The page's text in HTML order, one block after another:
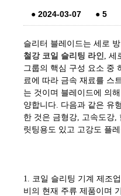
● 2024-03-07 ● 5
슬리터 블레이드는 세로
철강 코일 슬리팅 라인
,
그룹의 핵심 구성 요소 중
료에 따라 금속 재료를 스
는 것이며 블레이드에 의
양합니다. 다음과 같은 유
한 것은 금형강, 고속도강,
릿팅용도 있고 고강도 플
1. 코일 슬리팅 기계 제조
비의 현재 주류 제품이며